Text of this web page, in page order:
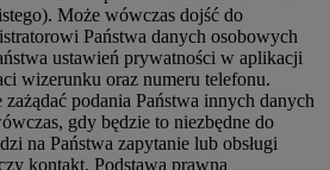
Może wówczas dojść do
Państwa danych osobowych
ustawień prywatności w aplikacji
wizerunku oraz numeru telefonu.
podania Państwa innych danych
gdy będzie to niezbędne do
na Państwa zapytanie lub obsługi
kontakt. Podstawą prawną